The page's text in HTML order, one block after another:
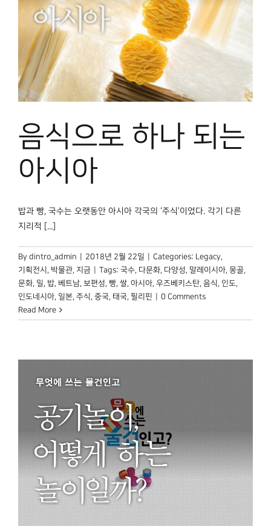
음식으로 하나 되는
아시아
밥과 빵, 국수는 오랫동안 아시아 각국의 ‘주식’이었다. 각기 다른
지리적 [...]
By dintro_admin 2018년 2월 22일 Categories: Legacy,
기획전시 , 박물관, 지금 Tags: 국수, 다문화, 다양성, 말레이시아, 몽골,
문화, 밀, 밥, 베트남, 보편성, 빵, 쌀, 아시아, 우즈베키스탄, 음식, 인도,
인도네시아, 일본, 주식, 중국, 태국, 필리핀
0 Comments
Read More